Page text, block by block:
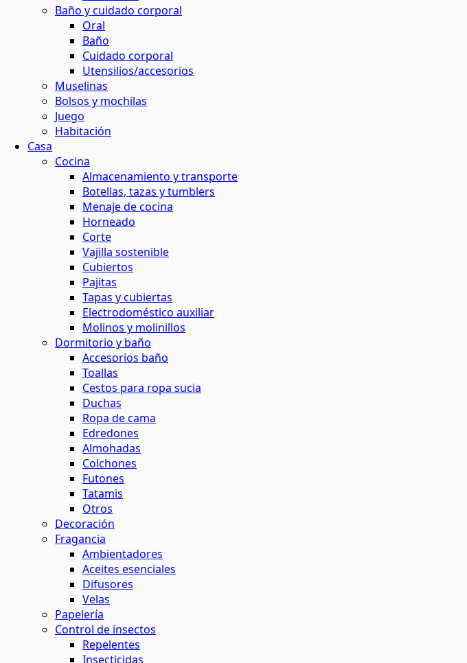
Baño y cuidado corporal
Oral
Baño
Cuidado corporal
Utensilios/accesorios
Muselinas
Bolsos y mochilas
Juego
Habitación
Casa
Cocina
Almacenamiento y transporte
Botellas, tazas y tumblers
Menaje de cocina
Horneado
Corte
Vajilla sostenible
Cubiertos
Pajitas
Tapas y cubiertas
Electrodoméstico auxiliar
Molinos y molinillos
Dormitorio y baño
Accesorios baño
Toallas
Cestos para ropa sucia
Duchas
Ropa de cama
Edredones
Almohadas
Colchones
Futones
Tatamis
Otros
Decoración
Fragancia
Ambientadores
Aceites esenciales
Difusores
Velas
Papelería
Control de insectos
Repelentes
Insecticidas